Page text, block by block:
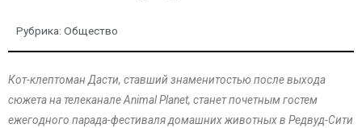
Рубрика: Общество
Кот-клептоман Дасти, ставший знаменитостью после выхода
сюжета на телеканале Animal Planet, станет почетным гостем
ежегодного парада-фестиваля домашних животных в Редвуд-Сити